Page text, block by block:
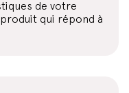
de votre
qui répond à